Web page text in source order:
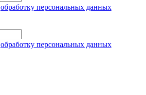
обработку персональных данных
обработку персональных данных